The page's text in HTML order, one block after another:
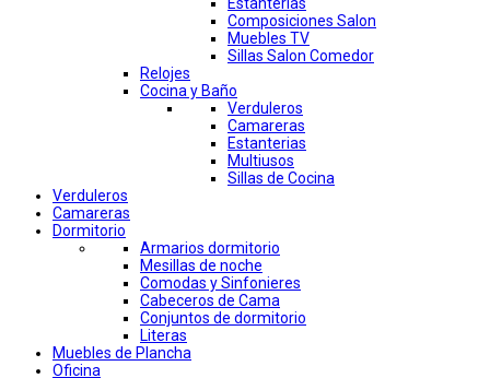
Estanterias
Composiciones Salon
Muebles TV
Sillas Salon Comedor
Relojes
Cocina y Baño
Verduleros
Camareras
Estanterias
Multiusos
Sillas de Cocina
Verduleros
Camareras
Dormitorio
Armarios dormitorio
Mesillas de noche
Comodas y Sinfonieres
Cabeceros de Cama
Conjuntos de dormitorio
Literas
Muebles de Plancha
Oficina